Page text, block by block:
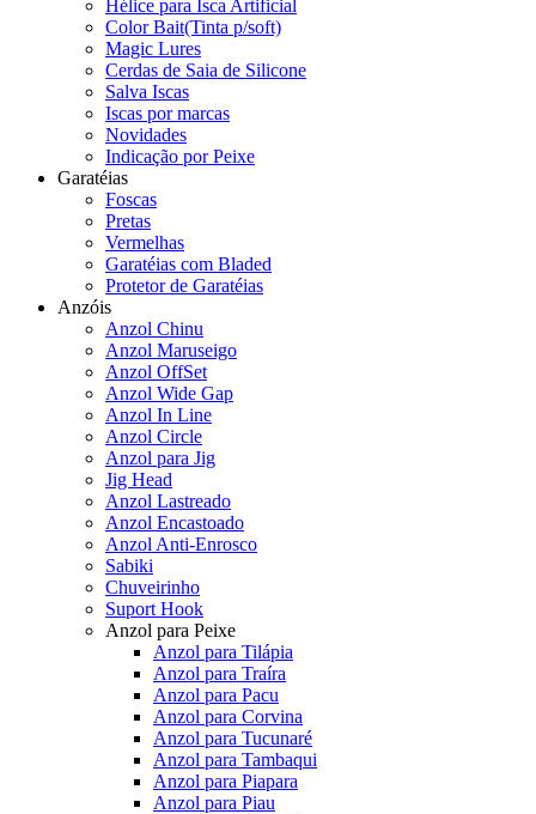
Hélice para Isca Artificial
Color Bait(Tinta p/soft)
Magic Lures
Cerdas de Saia de Silicone
Salva Iscas
Iscas por marcas
Novidades
Indicação por Peixe
Garatéias
Foscas
Pretas
Vermelhas
Garatéias com Bladed
Protetor de Garatéias
Anzóis
Anzol Chinu
Anzol Maruseigo
Anzol OffSet
Anzol Wide Gap
Anzol In Line
Anzol Circle
Anzol para Jig
Jig Head
Anzol Lastreado
Anzol Encastoado
Anzol Anti-Enrosco
Sabiki
Chuveirinho
Suport Hook
Anzol para Peixe
Anzol para Tilápia
Anzol para Traíra
Anzol para Pacu
Anzol para Corvina
Anzol para Tucunaré
Anzol para Tambaqui
Anzol para Piapara
Anzol para Piau